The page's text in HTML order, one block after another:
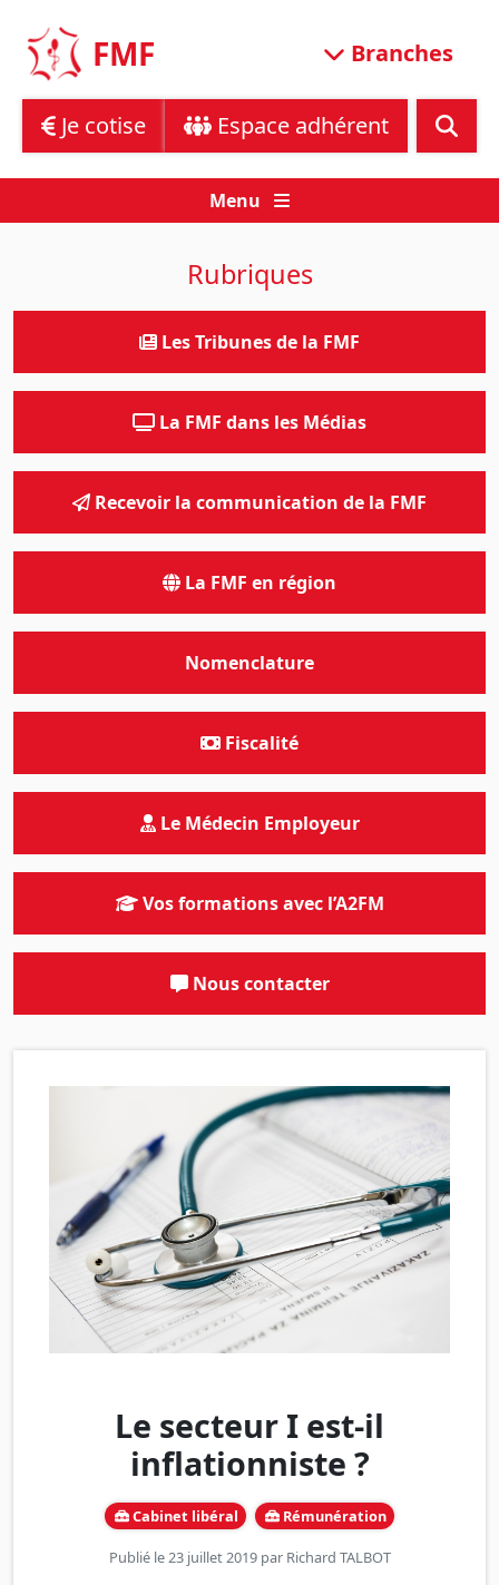
content
FMF Branches
Je cotise Espace adhérent
Menu
Le secteur I est-il
inflationniste ?
Cabinet libéral Rémunération
Publié le 23 juillet 2019 par Richard TALBOT
Rubriques
Les Tribunes de la FMF
La FMF dans les Médias
Recevoir la communication de la FMF
La FMF en région
Nomenclature
Fiscalité
Le Médecin Employeur
Vos formations avec l’A2FM
Nous contacter